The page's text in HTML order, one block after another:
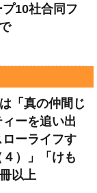
10社合同フ
「真の仲間じ
ーを追い出
ーライフす
）」「けも
以上